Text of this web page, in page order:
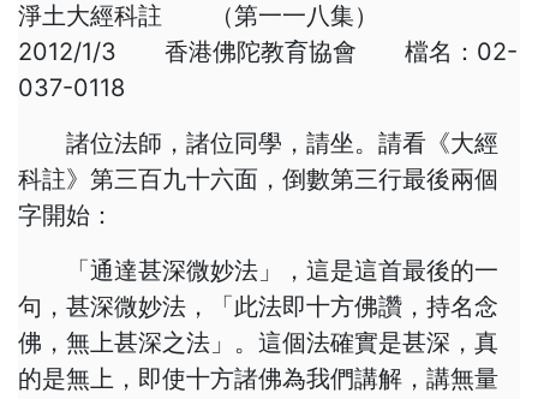
淨土大經科註 （第一一八集）
2012/1/3 香港佛陀教育協會 檔名：02-
037-0118
諸位法師，諸位同學，請坐。請看《大經
科註》第三百九十六面，倒數第三行最後兩個
字開始：
「通達甚深微妙法」，這是這首最後的一
句，甚深微妙法，「此法即十方佛讚，持名念
佛，無上甚深之法」。這個法確實是甚深，真
的是無上，即使十方諸佛為我們講解，講無量